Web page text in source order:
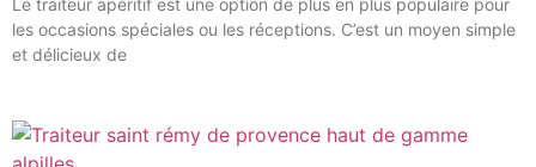
Le traiteur apéritif est une option de plus en plus populaire pour
les occasions spéciales ou les réceptions. C’est un moyen simple
et délicieux de